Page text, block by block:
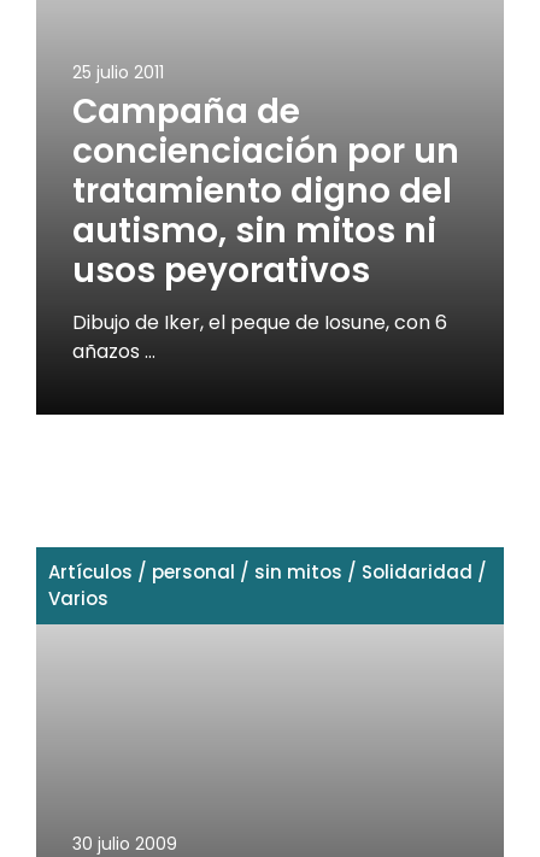
25 julio 2011
Campaña de
concienciación por un
tratamiento digno del
autismo, sin mitos ni
usos peyorativos
Dibujo de Iker, el peque de Iosune, con 6
añazos …
Artículos / personal / sin mitos / Solidaridad /
Varios
30 julio 2009